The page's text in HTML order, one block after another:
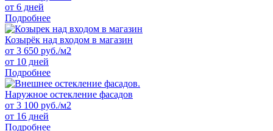
от 6 дней
Подробнее
Козырёк над входом в магазин
от 3 650 руб./м2
от 10 дней
Подробнее
Наружное остекление фасадов
от 3 100 руб./м2
от 16 дней
Подробнее